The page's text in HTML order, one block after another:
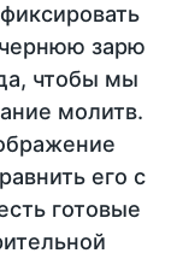
зарю
чтобы мы
молитв.
его с
готовые